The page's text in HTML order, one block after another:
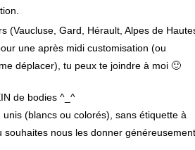
(Vaucluse, Gard, Hérault, Alpes de
une après midi customisation (ou
déplacer), tu peux te joindre à moi 🙂
de bodies ^_^
(blancs ou colorés), sans étiquette à
souhaites nous les donner généreusement